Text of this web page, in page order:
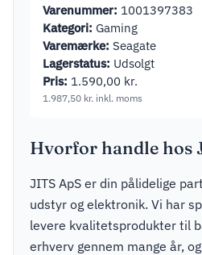
Varenummer: 1001397383
Kategori: Gaming
Varemærke: Seagate
Lagerstatus: Udsolgt
Pris: 1.590,00 kr.
1.987,50 kr. inkl. moms
Hvorfor handle hos
JITS ApS er din pålidelige
udstyr og elektronik. Vi har
levere kvalitetsprodukter til
erhverv gennem mange år,